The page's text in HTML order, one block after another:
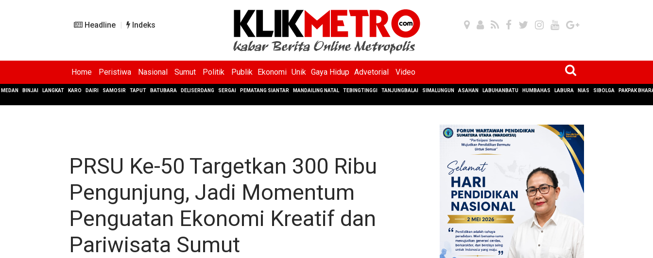
Headline Indeks
Home Peristiwa Nasional Sumut Politik Publik Ekonomi Unik Gaya Hidup Advetorial Video
MEDAN BINJAI LANGKAT KARO DAIRI SAMOSIR TAPUT BATUBARA DELISERDANG SERGAI PEMATANG SIANTAR MANDAILING NATAL TEBINGTINGGI TANJUNGBALAI SIMALUNGUN ASAHAN LABUHANBATU HUMBAHAS LABURA NIAS SIBOLGA PAKPAK
PRSU Ke-50 Targetkan 300 Ribu
Pengunjung, Jadi Momentum
Penguatan Ekonomi Kreatif dan
Pariwisata Sumut